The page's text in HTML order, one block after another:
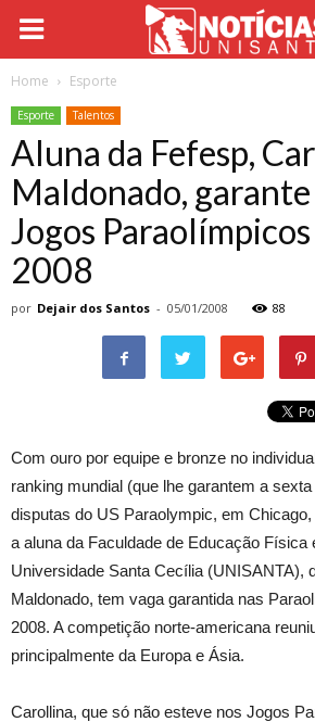
Home Esporte
Esporte Talentos
Aluna da Fefesp,
Maldonado, garante
Jogos
2008
por Dejair dos Santos - 05/01/2008 88
Com ouro por equipe e bronze no
ranking mundial (que lhe garantem a
disputas do US Paraolympic, em
a aluna da Faculdade de Educação Física
Universidade Santa Cecília (UNISANTA),
Maldonado, tem vaga garantida nas
2008. A competição norte-americana
principalmente da Europa e Ásia.
Carollina, que só não esteve nos Jogos